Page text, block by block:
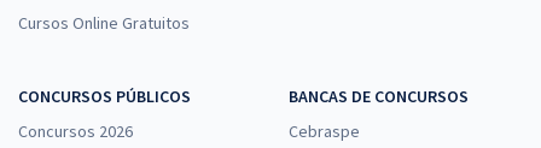
Cursos Online Gratuitos
CONCURSOS PÚBLICOS
Concursos 2026
BANCAS DE CONCURSOS
Cebraspe